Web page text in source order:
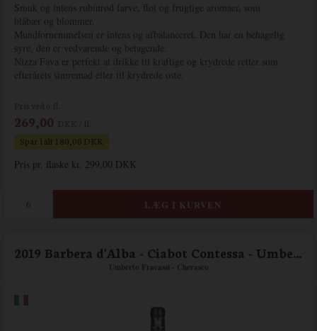
Smuk og intens rubinrød farve, flot og frugtige aromaer, som
blåbær og blommer.
Mundfornemmelsen er intens og afbalanceret. Den har en behagelig
syre, den er vedvarende og betagende.
Nizza Fava er perfekt at drikke til kraftige og krydrede retter som
efterårets simremad eller til krydrede oste.
269,00
Spar i alt 180,00 DKK
Pris pr. flaske kr. 299,00 DKK
2019 Barbera d'Alba - Ciabot Contessa - Umberto Fracassi
Umberto Fracassi - Cherasco